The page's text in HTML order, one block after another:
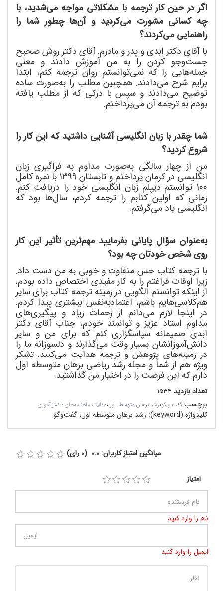
اگر در حین کار ترجمه با مشکلاتی مواجه میشدید، با
چه کسانی مشورت میکردید و آنها چطور شما را
راهنمایی میکردند؟
با آقای دکتر ابدی و پدر و مادرم. آقای دکتر روش صحیح
جستوجو کردن را به من آموزش دادند و معنی
جملههایی را که نمیتوانستم روان ترجمه کنم، ابتدا
برایم شرح میدادند. همچنین مطلب را بهصورت ساده
توضیح میدادند و سپس با درکی که از مطلب یافته
بودم به ترجمه آن میپرداختم.
شما چقدر با زبان انگلیسی آشنایی داشتید که این کار را
شروع کردید؟
من از چهار سالگی بهصورت مداوم به فراگیری زبان
انگلیسی در کرمان پرداختم و تابستان 1399 با نمره کامل
100 توانستم دیپلم زبان انگلیسی خود را دریافت کنم.
زمانی که اولین کتابم را ترجمه کردم، سالها بود که
انگلیسی یاد میگرفتم.
بهعنوان سؤال پایانی بفرمایید مهمترین تأثیر این کار
روی شخص خودتان چه بود؟
با ترجمه کتاب حس متفاوت و خوبی به من دست داد.
زیرا اوقات فراغتم را به کار مفیدی اختصاص داده بودم.
از اینکه توانستم الگویی در زمینه ترجمه کتاب برای سایر
همکلاسیهایم باشم، اعتمادبهنفس بیشتری پیدا کردم.
در اینجا لازم میدانم از زحمات زیاد و پیگیریهای
مداوم استاد عزیز و توانمند خودم، جناب آقای دکتر
ابدی صمیمانه سپاسگزاری کنم که برای من و سایر
دانشآموزانشان بسیار وقت میگذارند و دلسوزانه ما را
در زمینههای پژوهش و ترجمه هدایت میکنند. تشکر
ویژه هم از شما و مجله رشد ریاضی برهان متوسطه اول
دارم که این فرصت را در اختیار من گذاشتید.
تعداد بازدید ۱۵۳۴
برچسب:گفت و گو،رشد برهان متوسطه اول،مقالات ماهنامه‌های دانش‌آموزی
کلیدواژه (keyword): رشد برهان متوسطه اول، گفت‌وگو
میانگین امتیاز کاربران: 0.0 (0 رای)
امتیاز
نام را وارد کنید
ایمیل را وارد کنید